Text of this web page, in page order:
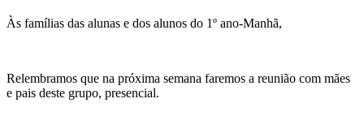
Às famílias das alunas e dos alunos do 1º ano-Manhã,
Relembramos que na próxima semana faremos a reunião com mães
e pais deste grupo, presencial.